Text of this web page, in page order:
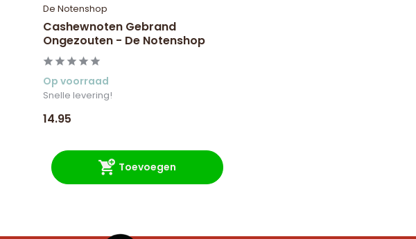
De Notenshop
Cashewnoten Gebrand
Ongezouten - De Notenshop
Op voorraad
Snelle levering!
14.95
Toevoegen